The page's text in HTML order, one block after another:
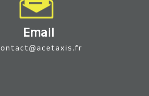
Email
contact@acetaxis.fr